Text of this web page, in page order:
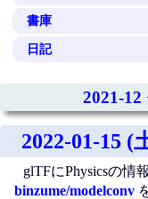
書庫
日記
2021-12
2022-01-15 (
glTFにPhysicsの情
binzume/modelconv